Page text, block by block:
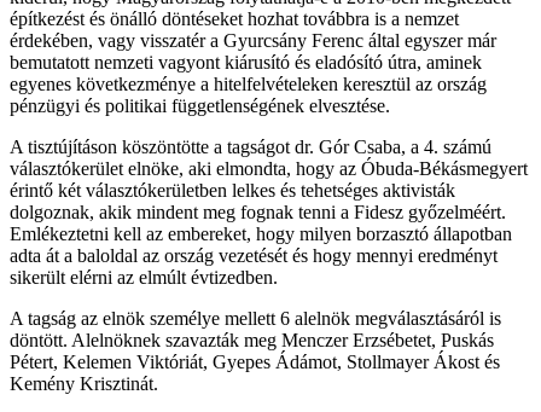
építkezést és önálló döntéseket hozhat továbbra is a nemzet
érdekében, vagy visszatér a Gyurcsány Ferenc által egyszer már
bemutatott nemzeti vagyont kiárusító és eladósító útra, aminek
egyenes következménye a hitelfelvételeken keresztül az ország
pénzügyi és politikai függetlenségének elvesztése.
A tisztújításon köszöntötte a tagságot dr. Gór Csaba, a 4. számú
választókerület elnöke, aki elmondta, hogy az Óbuda-Békásmegyert
érintő két választókerületben lelkes és tehetséges aktivisták
dolgoznak, akik mindent meg fognak tenni a Fidesz győzelméért.
Emlékeztetni kell az embereket, hogy milyen borzasztó állapotban
adta át a baloldal az ország vezetését és hogy mennyi eredményt
sikerült elérni az elmúlt évtizedben.
A tagság az elnök személye mellett 6 alelnök megválasztásáról is
döntött. Alelnöknek szavazták meg Menczer Erzsébetet, Puskás
Pétert, Kelemen Viktóriát, Gyepes Ádámot, Stollmayer Ákost és
Kemény Krisztinát.